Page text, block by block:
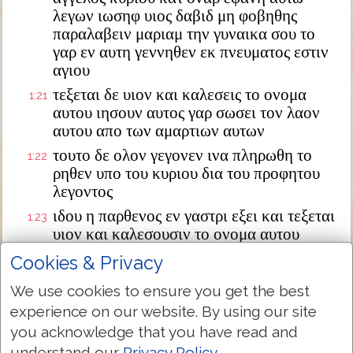
λεγων ιωσηφ υιος δαβιδ μη φοβηθης
παραλαβειν μαριαμ την γυναικα σου το
γαρ εν αυτη γεννηθεν εκ πνευματος εστιν
αγιου
1:21 τεξεται δε υιον και καλεσεις το ονομα
αυτου ιησουν αυτος γαρ σωσει τον λαον
αυτου απο των αμαρτιων αυτων
1:22 τουτο δε ολον γεγονεν ινα πληρωθη το
ρηθεν υπο του κυριου δια του προφητου
λεγοντος
1:23 ιδου η παρθενος εν γαστρι εξει και τεξεται
υιον και καλεσουσιν το ονομα αυτου
εμμανουηλ ο εστιν μεθερμηνευομενον μεθ
ημων ο θεος
1:24 διεγερθεις δε ο ιωσηφ απο του υπνου
εποιησεν ως προσεταξεν αυτω ο αγγελος
κυριου και παρελαβεν την γυναικα αυτου
Cookies & Privacy
We use cookies to ensure you get the best
experience on our website. By using our site
you acknowledge that you have read and